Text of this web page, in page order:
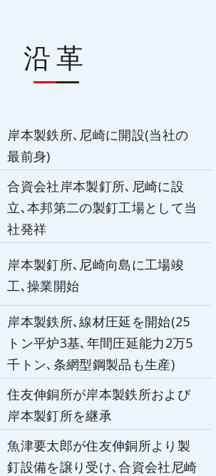
沿革
岸本製鉄所､尼崎に開設(当社の
最前身)
合資会社岸本製釘所､尼崎に設
立､本邦第二の製釘工場として当
社発祥
岸本製釘所､尼崎向島に工場竣
工､操業開始
岸本製鉄所､線材圧延を開始(25
トン平炉3基､年間圧延能力2万5
千トン､条網型鋼製品も生産)
住友伸銅所が岸本製鉄所および
岸本製釘所を継承
魚津要太郎が住友伸銅所より製
釘設備を譲り受け､合資会社尼崎